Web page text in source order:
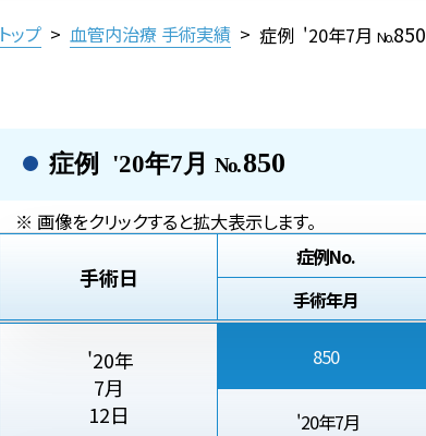
トップ > 血管内治療 手術実績 > 症例 '20年7月No.850
症例 '20年7月 No.850
※ 画像をクリックすると拡大表示します。
手術日
症例No.
手術年月
'20年
7月
12日
850
'20年7月